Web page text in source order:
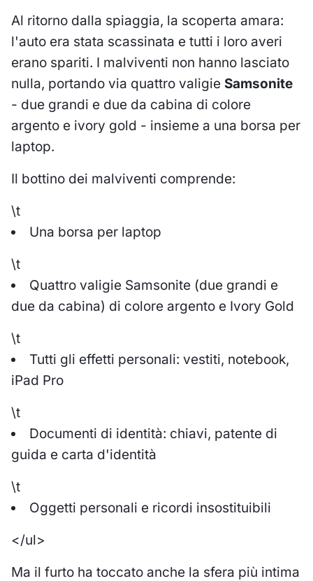
Al ritorno dalla spiaggia, la scoperta amara:
l'auto era stata scassinata e tutti i loro averi
erano spariti. I malviventi non hanno lasciato
nulla, portando via quattro valigie Samsonite
- due grandi e due da cabina di colore
argento e ivory gold - insieme a una borsa per
laptop.
Il bottino dei malviventi comprende:
\t
Una borsa per laptop
\t
Quattro valigie Samsonite (due grandi e
due da cabina) di colore argento e Ivory Gold
\t
Tutti gli effetti personali: vestiti, notebook,
iPad Pro
\t
Documenti di identità: chiavi, patente di
guida e carta d'identità
\t
Oggetti personali e ricordi insostituibili
</ul>
Ma il furto ha toccato anche la sfera più intima